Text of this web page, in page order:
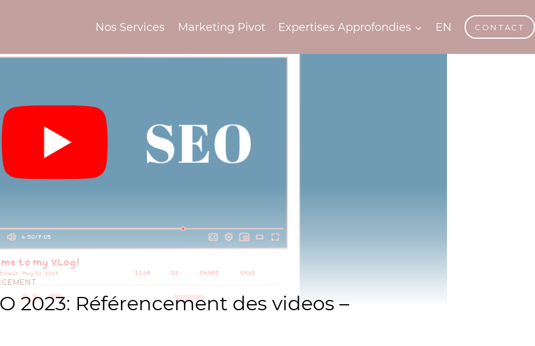
Nos Services Marketing Pivot Expertises Approfondies EN CONTACT
2023: Référencement des videos –